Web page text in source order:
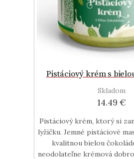
Pistáciový krém s
Skladom
14.49 €
Pistáciový krém, ktorý si
lyžičku. Jemné pistáciové
kvalitnou bielou
neodolateľne krémová